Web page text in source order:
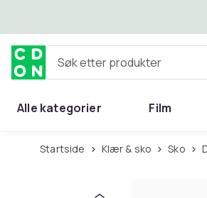
Søk etter produkter
Alle kategorier Film
Startside Klær & sko Sko